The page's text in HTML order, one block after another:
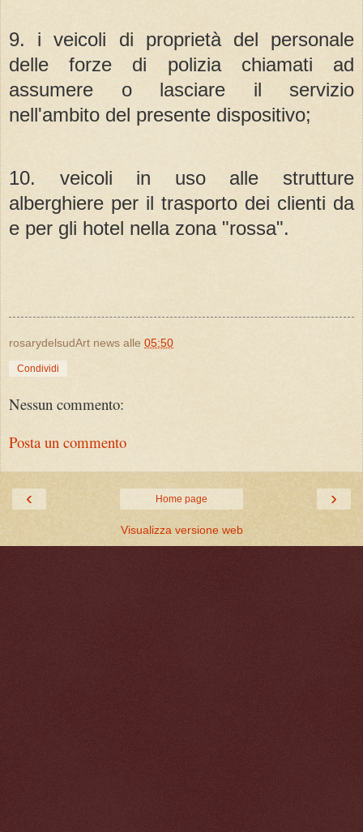
9. i veicoli di proprietà del personale
delle forze di polizia chiamati ad
assumere o lasciare il servizio
nell'ambito del presente dispositivo;
10. veicoli in uso alle strutture
alberghiere per il trasporto dei clienti da
e per gli hotel nella zona "rossa".
rosarydelsudArt news alle 05:50
Condividi
Nessun commento:
Posta un commento
‹ ›
Home page
Visualizza versione web